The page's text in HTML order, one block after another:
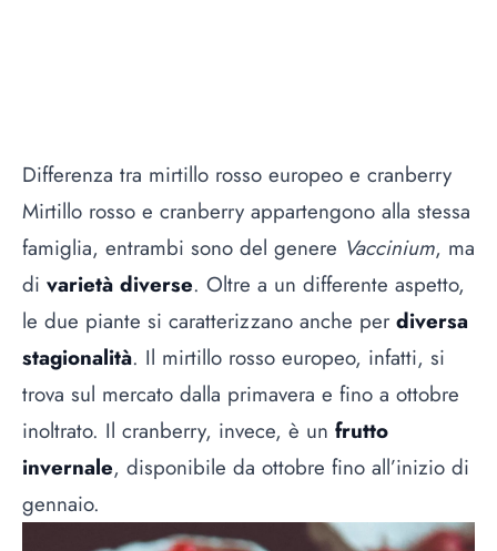
Differenza tra mirtillo rosso europeo e cranberry
Mirtillo rosso e cranberry appartengono alla stessa
famiglia, entrambi sono del genere Vaccinium, ma
di varietà diverse. Oltre a un differente aspetto,
le due piante si caratterizzano anche per diversa
stagionalità. Il mirtillo rosso europeo, infatti, si
trova sul mercato dalla primavera e fino a ottobre
inoltrato. Il cranberry, invece, è un frutto
invernale, disponibile da ottobre fino all’inizio di
gennaio.